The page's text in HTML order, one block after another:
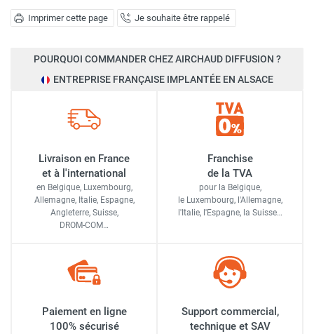
Imprimer cette page Je souhaite être rappelé
POURQUOI COMMANDER CHEZ AIRCHAUD DIFFUSION ?
ENTREPRISE FRANÇAISE IMPLANTÉE EN ALSACE
Livraison en France
et à l'international
en Belgique, Luxembourg,
Allemagne, Italie, Espagne,
Angleterre, Suisse,
DROM-COM…
Franchise
de la TVA
pour la Belgique,
le Luxembourg, l'Allemagne,
l'Italie, l'Espagne, la Suisse…
Paiement en ligne
100% sécurisé
Support commercial,
technique et SAV